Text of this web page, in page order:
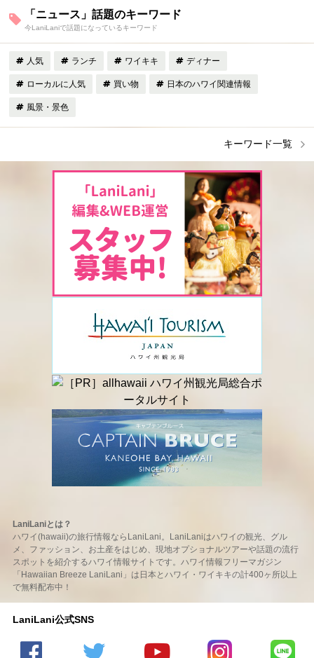
「ニュース」話題のキーワード
今LaniLaniで話題になっているキーワード
人気 ランチ ワイキキ ディナー
ローカルに人気 買い物 日本のハワイ関連情報
風景・景色
キーワード一覧
LaniLaniとは？
ハワイ(hawaii)の旅行情報ならLaniLani。LaniLaniはハワイの観光、グル
メ、ファッション、お土産をはじめ、現地オプショナルツアーや話題の流行
スポットを紹介するハワイ情報サイトです。ハワイ情報フリーマガジン
「Hawaiian Breeze LaniLani」は日本とハワイ・ワイキキの計400ヶ所以上
で無料配布中！
LaniLani公式SNS